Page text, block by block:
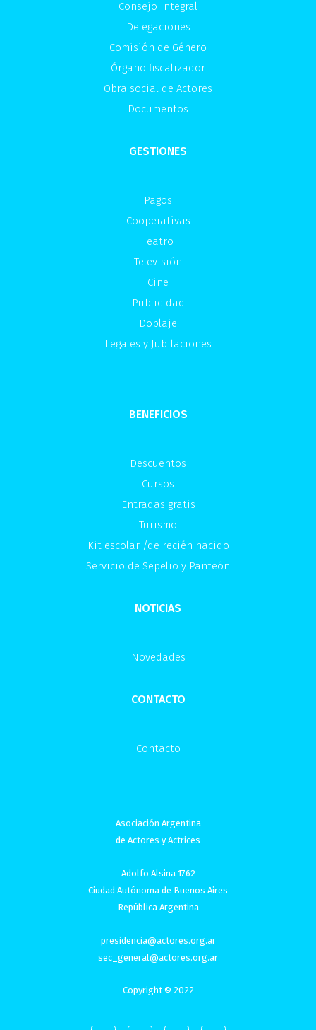
Consejo Integral
Delegaciones
Comisión de Género
Órgano fiscalizador
Obra social de Actores
Documentos
GESTIONES
Pagos
Cooperativas
Teatro
Televisión
Cine
Publicidad
Doblaje
Legales y Jubilaciones
BENEFICIOS
Descuentos
Cursos
Entradas gratis
Turismo
Kit escolar /de recién nacido
Servicio de Sepelio y Panteón
NOTICIAS
Novedades
CONTACTO
Contacto
Asociación Argentina
de Actores y Actrices
Adolfo Alsina 1762
Ciudad Autónoma de Buenos Aires
República Argentina
presidencia@actores.org.ar
sec_general@actores.org.ar
Copyright © 2022
I
F
T
Y